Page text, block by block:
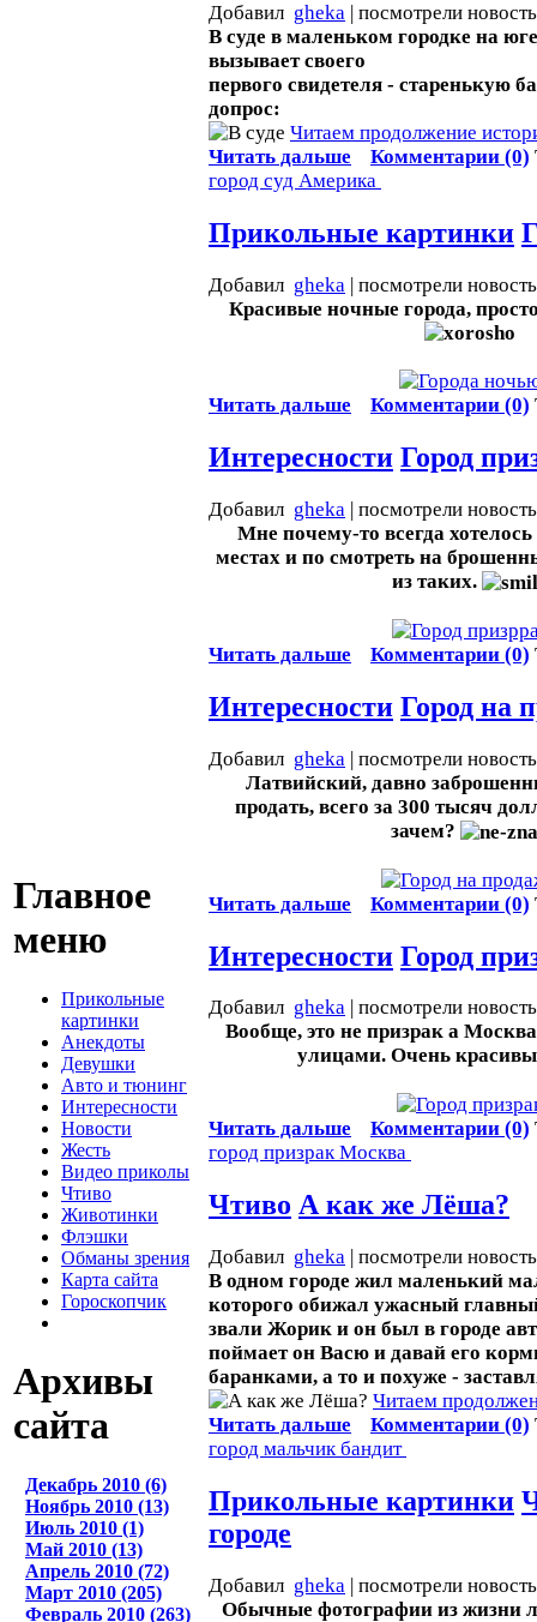
Главное
меню
Прикольные
картинки
Анекдоты
Девушки
Авто и тюнинг
Интересности
Новости
Жесть
Видео приколы
Чтиво
Животинки
Флэшки
Обманы зрения
Карта сайта
Гороскопчик
Архивы
сайта
Декабрь 2010 (6)
Ноябрь 2010 (13)
Июль 2010 (1)
Май 2010 (13)
Апрель 2010 (72)
Март 2010 (205)
Февраль 2010 (263)
Добавил gheka | посмотрели
В суде в маленьком городке на
вызывает своего
первого свидетеля - старенькую
допрос:
Читаем продолжение
Читать дальше
Комментарии (0)
город суд Америка
Прикольные картинки
Добавил gheka | посмотрели
Красивые ночные города,
Читать дальше Комментарии (0)
Интересности Город
Добавил gheka | посмотрели
Мне почему-то всегда
местах и по смотреть на
из таких.
Читать дальше Комментарии (0)
Интересности Город на
Добавил gheka | посмотрели
Латвийский, давно
продать, всего за 300 тысяч
зачем?
Читать дальше Комментарии (0)
Интересности Город
Добавил gheka | посмотрели
Вообще, это не призрак а
улицами. Очень
Читать дальше Комментарии (0)
город призракМосква
Чтиво А как же Лёша?
Добавил gheka | посмотрели
В одном городе жил маленький
которого обижал ужасный
звали Жорик и он был в городе
поймает он Васю и давай его
баранками, а то и похуже -
Читаем
Читать дальше
Комментарии (0)
город мальчикбандит
Прикольные картинки
городе
Добавил gheka | посмотрели
Обычные фотографии из жизни